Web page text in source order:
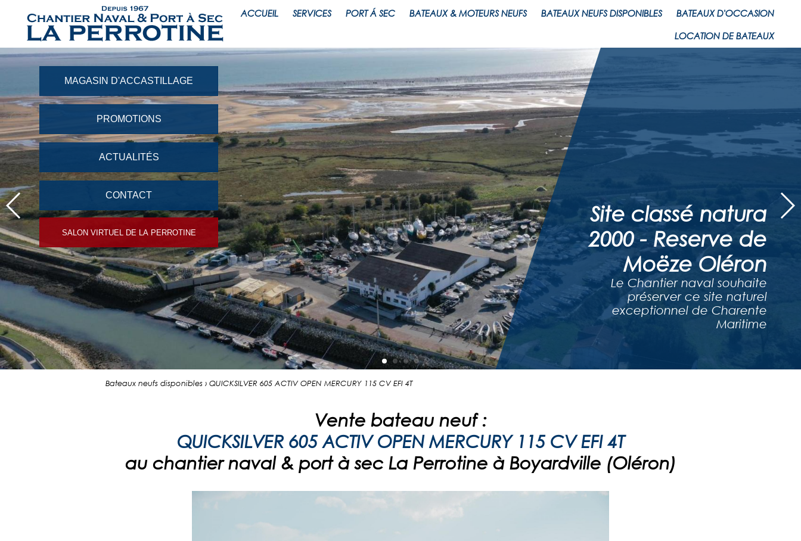
ACCUEIL SERVICES PORT Á SEC BATEAUX & MOTEURS NEUFS BATEAUX NEUFS DISPONIBLES BATEAUX D'OCCASION
LOCATION DE BATEAUX
MAGASIN D'ACCASTILLAGE
PROMOTIONS
ACTUALITÉS
CONTACT
SALON VIRTUEL DE LA PERROTINE
Site classé natura
2000 - Reserve de
Moëze Oléron
Le Chantier naval souhaite
préserver ce site naturel
exceptionnel de Charente
Maritime
Bateaux neufs disponibles › QUICKSILVER 605 ACTIV OPEN MERCURY 115 CV EFI 4T
Vente bateau neuf :
QUICKSILVER 605 ACTIV OPEN MERCURY 115 CV EFI 4T
au chantier naval & port à sec La Perrotine à Boyardville (Oléron)